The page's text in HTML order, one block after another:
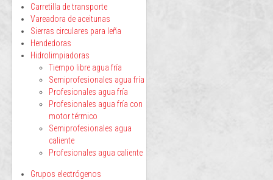
Carretilla de transporte
Vareadora de aceitunas
Sierras circulares para leña
Hendedoras
Hidrolimpiadoras
Tiempo libre agua fría
Semiprofesionales agua fría
Profesionales agua fría
Profesionales agua fría con
motor térmico
Semiprofesionales agua
caliente
Profesionales agua caliente
Grupos electrógenos